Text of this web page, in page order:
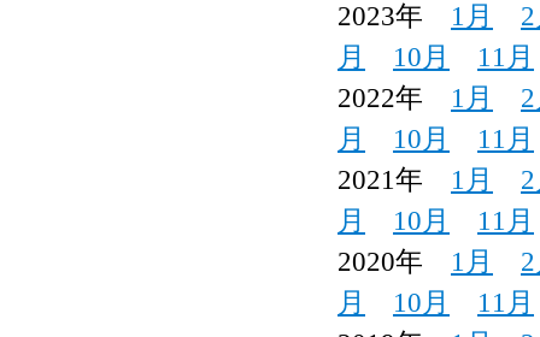
2023年 1月
月
10月
11月
2022年 1月
月
10月
11月
2021年 1月
月
10月
11月
2020年 1月
月
10月
11月